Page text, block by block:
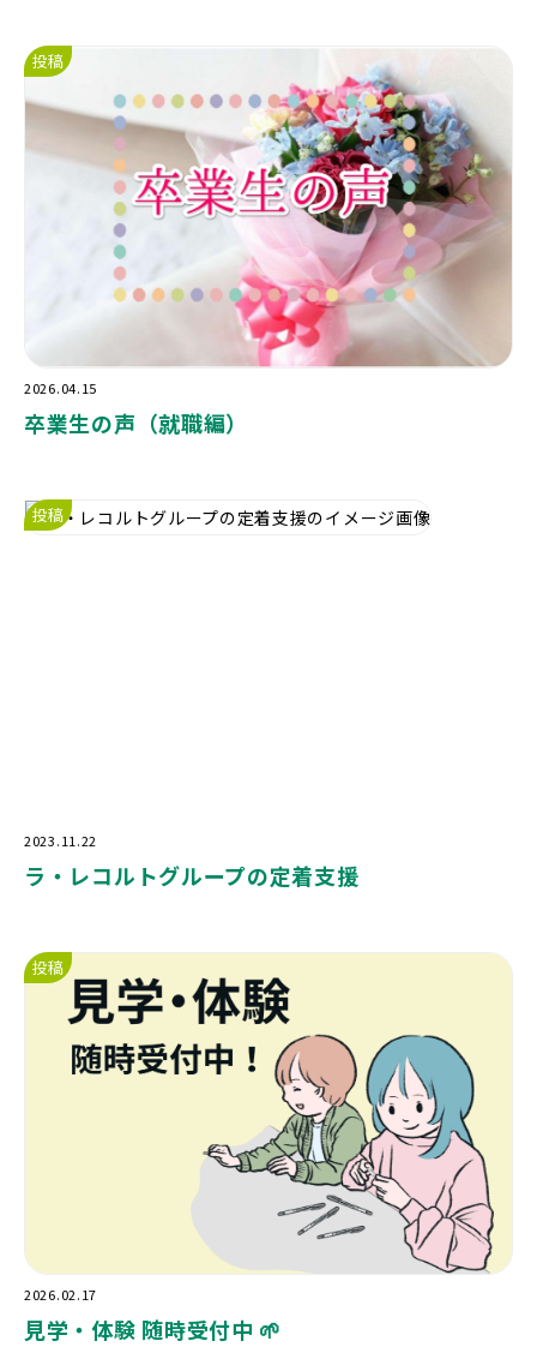
投稿
2026.04.15
卒業生の声（就職編）
投稿
2023.11.22
ラ・レコルトグループの定着支援
投稿
2026.02.17
見学・体験 随時受付中 🌱